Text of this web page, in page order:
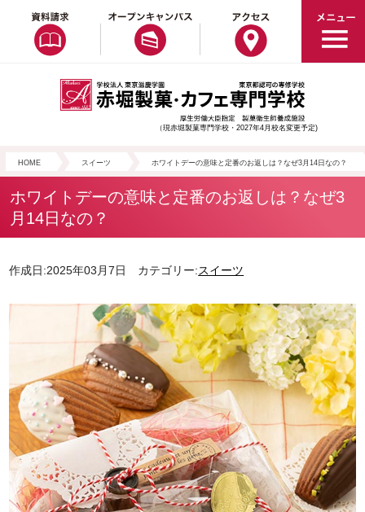
（現赤堀製菓専門学校・2027年4月校名変更予定)
HOME スイーツ ホワイトデーの意味と定番のお返しは？なぜ3月14日なの？
ホワイトデーの意味と定番のお返しは？なぜ3
月14日なの？
作成日:2025年03月7日 カテゴリー:スイーツ